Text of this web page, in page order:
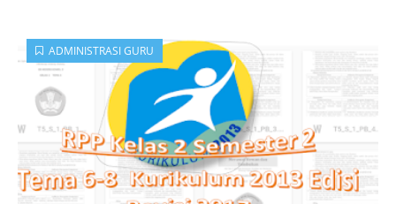
ADMINISTRASI GURU